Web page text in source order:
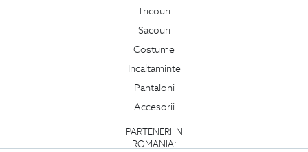
Tricouri
Sacouri
Costume
Incaltaminte
Pantaloni
Accesorii
PARTENERI IN
ROMANIA: